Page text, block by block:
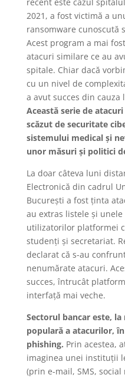
2021, a fost victimă a
ransomware cunoscută
Acest program a mai
atacuri similare ce au
spitale. Chiar dacă
cu un nivel de
a avut succes din
Această serie de
scăzut de securitate
sistemului medical și
unor măsuri și politici
La doar câteva luni
Electronică din cadrul
București a fost ținta
au extras listele și
utilizatorilor platformei
studenți și secretariat.
declarat că s-au
nenumărate atacuri.
succes, întrucât
interfață mai veche.
Sectorul bancar este,
populară a atacurilor,
phishing. Prin acestea,
imaginea unei instituții
(prin e-mail, SMS,